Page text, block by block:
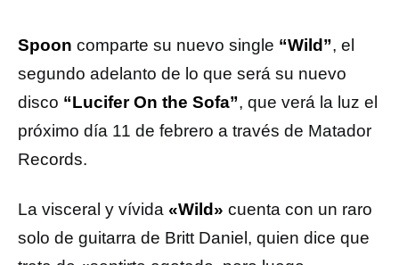
Spoon comparte su nuevo single “Wild”, el
segundo adelanto de lo que será su nuevo
disco “Lucifer On the Sofa”, que verá la luz el
próximo día 11 de febrero a través de Matador
Records.
La visceral y vívida «Wild» cuenta con un raro
solo de guitarra de Britt Daniel, quien dice que